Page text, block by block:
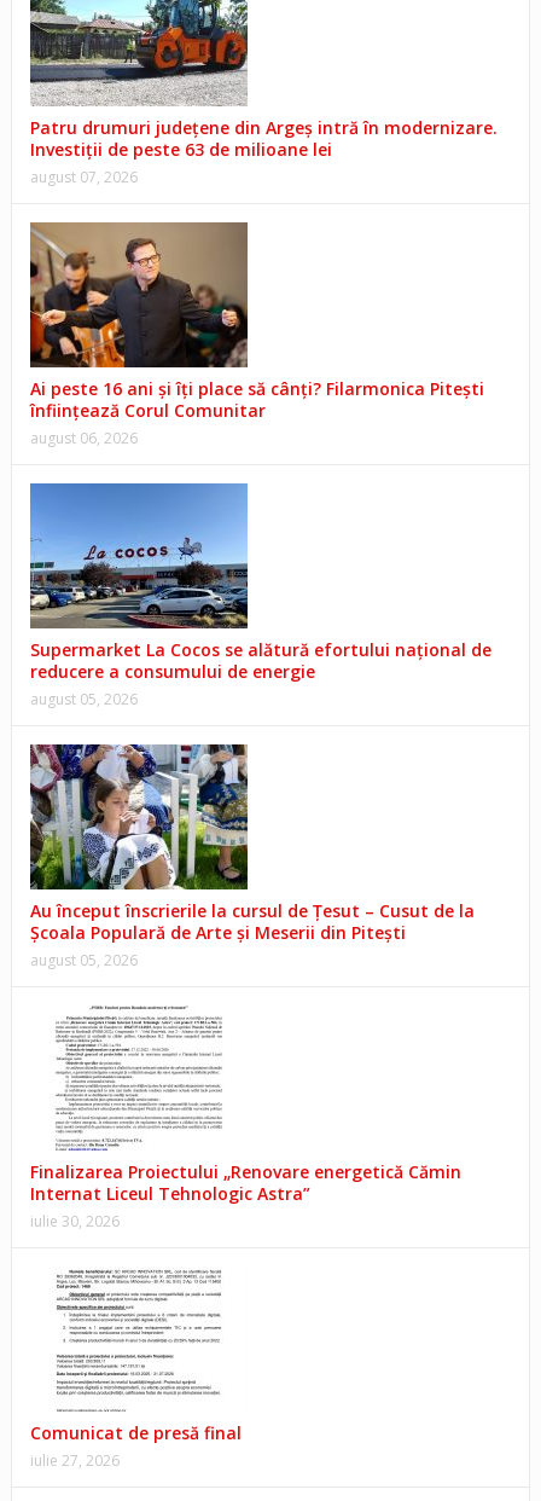
Patru drumuri județene din Argeș intră în modernizare.
Investiții de peste 63 de milioane lei
august 07, 2026
Ai peste 16 ani și îți place să cânți? Filarmonica Pitești
înființează Corul Comunitar
august 06, 2026
Supermarket La Cocos se alătură efortului național de
reducere a consumului de energie
august 05, 2026
Au început înscrierile la cursul de Țesut – Cusut de la
Școala Populară de Arte și Meserii din Pitești
august 05, 2026
Finalizarea Proiectului „Renovare energetică Cămin
Internat Liceul Tehnologic Astra”
iulie 30, 2026
Comunicat de presă final
iulie 27, 2026